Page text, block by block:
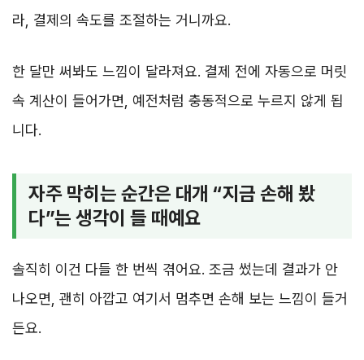
라, 결제의 속도를 조절하는 거니까요.
한 달만 써봐도 느낌이 달라져요. 결제 전에 자동으로 머릿
속 계산이 들어가면, 예전처럼 충동적으로 누르지 않게 됩
니다.
자주 막히는 순간은 대개 “지금 손해 봤
다”는 생각이 들 때예요
솔직히 이건 다들 한 번씩 겪어요. 조금 썼는데 결과가 안
나오면, 괜히 아깝고 여기서 멈추면 손해 보는 느낌이 들거
든요.